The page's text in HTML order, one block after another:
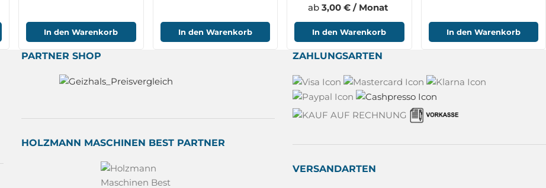
In den Warenkorb In den Warenkorb
ab 3,00 € / Monat
In den Warenkorb In den Warenkorb
PARTNER SHOP
HOLZMANN MASCHINEN BEST PARTNER
ZAHLUNGSARTEN
VERSANDARTEN